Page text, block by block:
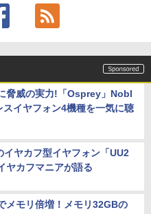
脅威の実力!「Osprey」Nobl
イヤフォン4機種を一気に聴
イヤカフ型イヤフォン「UU2
ヤカフマニアが語る
メモリ倍増！メモリ32GBの